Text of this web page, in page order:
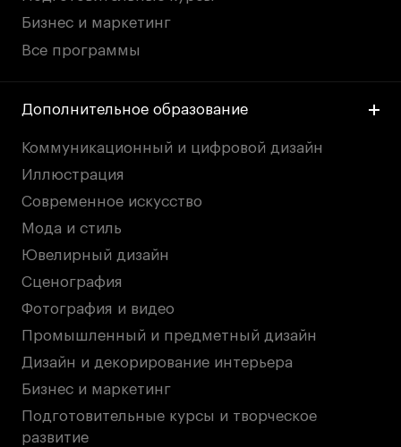
Бизнес и маркетинг
Все программы
Дополнительное образование
Коммуникационный и цифровой дизайн
Иллюстрация
Современное искусство
Мода и стиль
Ювелирный дизайн
Сценография
Фотография и видео
Промышленный и предметный дизайн
Дизайн и декорирование интерьера
Бизнес и маркетинг
Подготовительные курсы и творческое
развитие